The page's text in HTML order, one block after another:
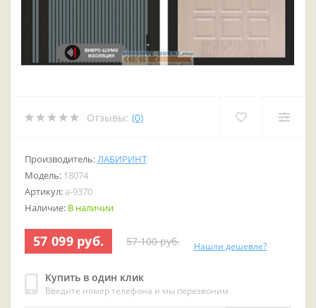
Отзывы: (0)
Производитель:ЛАБИРИНТ
Модель: 18074
Артикул: a-9370
Наличие: В наличии
57 099 руб. 57 100 руб. Нашли дешевле?
Купить в один клик
Введите номер телефона и мы перезвоним